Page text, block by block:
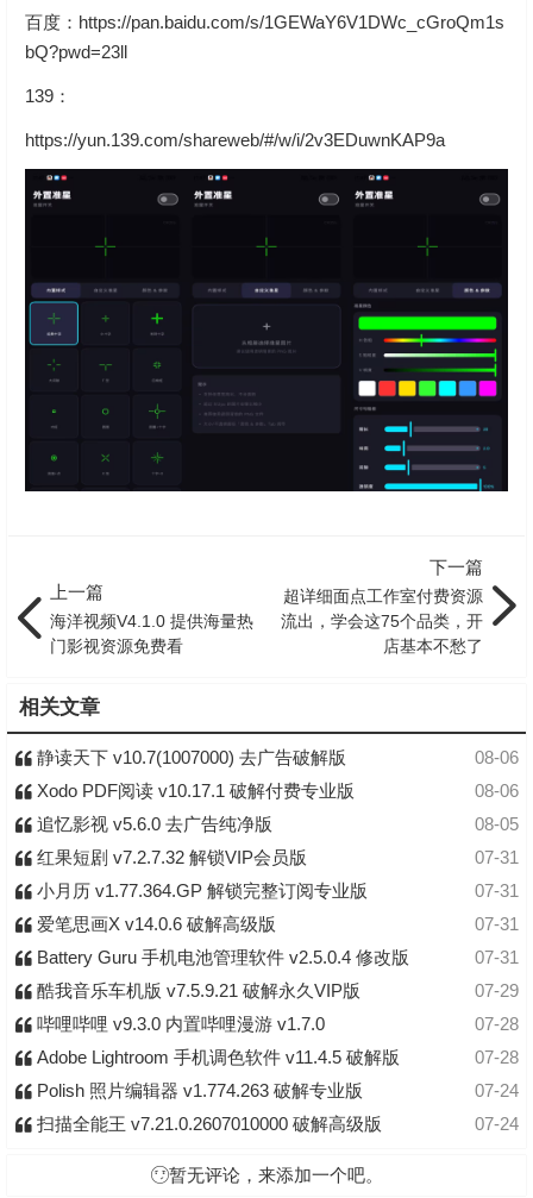
百度：https://pan.baidu.com/s/1GEWaY6V1DWc_cGroQm1s
bQ?pwd=23ll
139：
https://yun.139.com/shareweb/#/w/i/2v3EDuwnKAP9a
上一篇
海洋视频V4.1.0 提供海量热
门影视资源免费看
下一篇
超详细面点工作室付费资源
流出，学会这75个品类，开
店基本不愁了
相关文章
08-06
静读天下 v10.7(1007000) 去广告破解版
08-06
Xodo PDF阅读 v10.17.1 破解付费专业版
08-05
追忆影视 v5.6.0 去广告纯净版
07-31
红果短剧 v7.2.7.32 解锁VIP会员版
07-31
小月历 v1.77.364.GP 解锁完整订阅专业版
07-31
爱笔思画X v14.0.6 破解高级版
07-31
Battery Guru 手机电池管理软件 v2.5.0.4 修改版
07-29
酷我音乐车机版 v7.5.9.21 破解永久VIP版
07-28
哔哩哔哩 v9.3.0 内置哔哩漫游 v1.7.0
07-28
Adobe Lightroom 手机调色软件 v11.4.5 破解版
07-24
Polish 照片编辑器 v1.774.263 破解专业版
07-24
扫描全能王 v7.21.0.2607010000 破解高级版
暂无评论，来添加一个吧。